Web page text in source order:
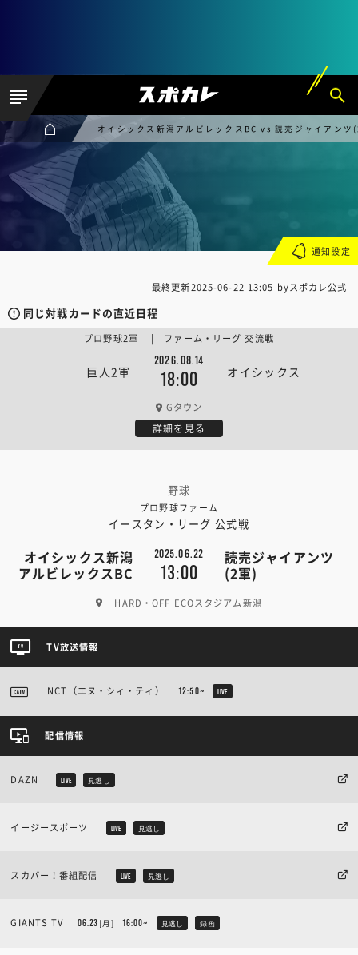
オイシックス新潟アルビレックスBC vs 読売ジャイアンツ
最終更新2025-06-22 13:05 byスポカレ公式
同じ対戦カードの直近日程
巨人2軍
2026.08.14
18:00 オイシックス
プロ野球2軍 | ファーム・リーグ 交流戦
Gタウン
詳細を見る
野球
プロ野球ファーム
イースタン・リーグ 公式戦
オイシックス新潟
アルビレックスBC
2025.06.22
13:00
読売ジャイアンツ
(2軍)
HARD・OFF ECOスタジアム新潟
通知設定
TV放送情報
NCT（エヌ・シィ・ティ） 12:50~ LIVE
配信情報
DAZN LIVE 見逃し
イージースポーツ LIVE 見逃し
スカパー！番組配信 LIVE 見逃し
GIANTS TV 06.23 [月] 16:00~ 見逃し 録画